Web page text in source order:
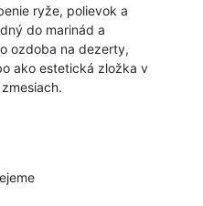
ryže, polievok a
do marinád a
ozdoba na dezerty,
ako estetická zložka v